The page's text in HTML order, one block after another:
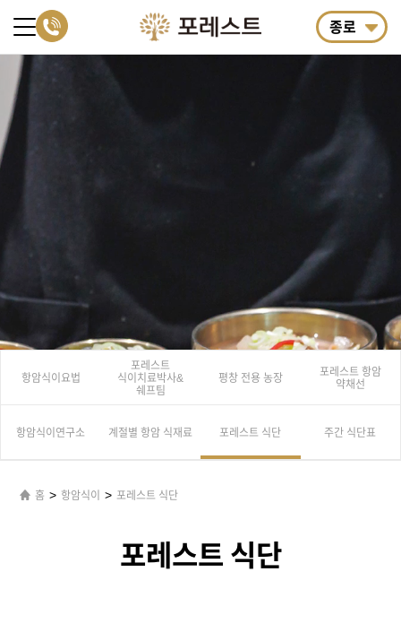
종로
항암식이요법
포레스트
식이치료 박사&
쉐프팀
평창 전용 농장
포레스트 항암
약채선
항암식이연구소 계절별 항암 식재료 포레스트 식단 주간 식단표
홈 > 항암식이 > 포레스트 식단
포레스트 식단